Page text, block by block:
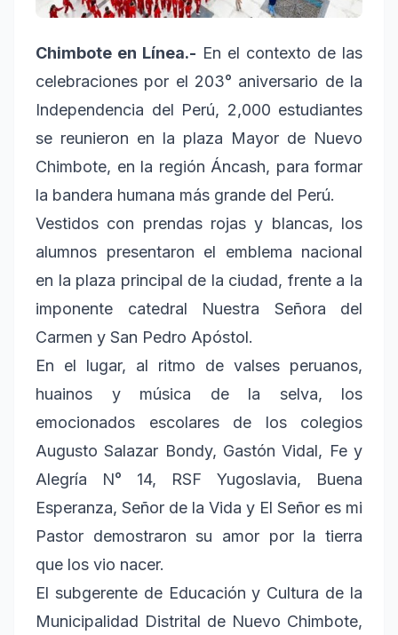
Chimbote en Línea.- En el contexto de las
celebraciones por el 203° aniversario de la
Independencia del Perú, 2,000 estudiantes
se reunieron en la plaza Mayor de Nuevo
Chimbote, en la región Áncash, para formar
la bandera humana más grande del Perú.
Vestidos con prendas rojas y blancas, los
alumnos presentaron el emblema nacional
en la plaza principal de la ciudad, frente a la
imponente catedral Nuestra Señora del
Carmen y San Pedro Apóstol.
En el lugar, al ritmo de valses peruanos,
huainos y música de la selva, los
emocionados escolares de los colegios
Augusto Salazar Bondy, Gastón Vidal, Fe y
Alegría N° 14, RSF Yugoslavia, Buena
Esperanza, Señor de la Vida y El Señor es mi
Pastor demostraron su amor por la tierra
que los vio nacer.
El subgerente de Educación y Cultura de la
Municipalidad Distrital de Nuevo Chimbote,